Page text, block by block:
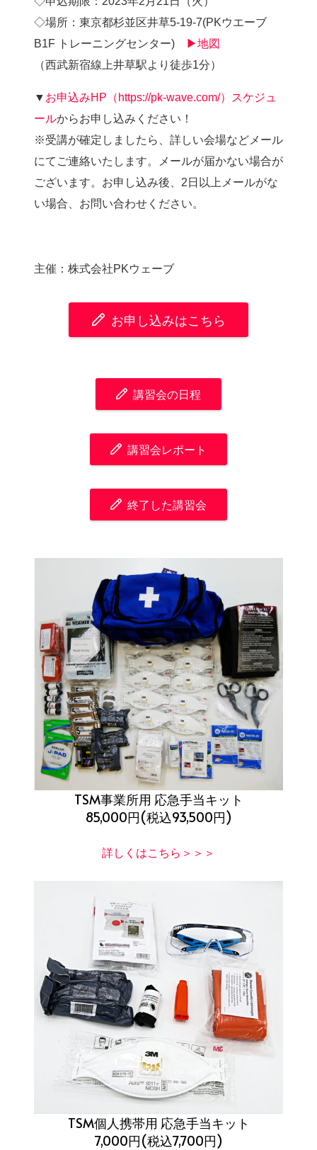
◇場所：東京都杉並区井草5-19-7(PKウエーブ
B1F トレーニングセンター)
▶地図
（西武新宿線上井草駅より徒歩1分）
▼ お申込みHP（https://pk-wave.com/）スケジュ
ールからお申し込みください！
※受講が確定しましたら、詳しい会場などメール
にてご連絡いたします。メールが届かない場合が
ございます。お申し込み後、2日以上メールがな
い場合、お問い合わせください。
主催：株式会社PKウェーブ
お申し込みはこちら
講習会の日程
講習会レポート
終了した講習会
TSM事業所用 応急手当キット
85,000円(税込93,500円)
詳しくはこちら＞＞＞
TSM個人携帯用 応急手当キット
7,000円(税込7,700円)